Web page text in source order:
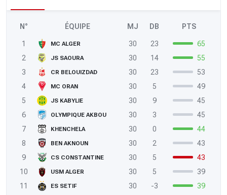
N° ÉQUIPE MJ DB PTS
1 MC ALGER 30 23
65
2
JS SAOURA 30 14
55
3
CR BELOUIZDAD 30 23
53
4
MC ORAN 30 5
49
5
JS KABYLIE 30 9
45
6
OLYMPIQUE AKBOU 30 3
45
7
KHENCHELA 30 0
44
8
BEN AKNOUN 30 2
43
9
CS CONSTANTINE 30 5
43
10
USM ALGER 30 5
39
11
ES SETIF 30 -3
39